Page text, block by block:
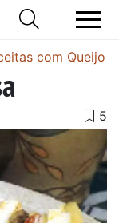
com Queijo